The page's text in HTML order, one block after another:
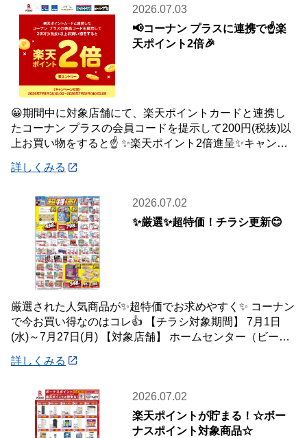
2026.07.03
📢コーナン プラスに連携で☝️楽
天ポイント2倍🎉
😀期間中に対象店舗にて、楽天ポイントカードと連携し
たコーナン プラスの会員コードを提示して200円(税抜)以
上お買い物をすると☝️ ✨楽天ポイント2倍進呈✨キャンペ
詳しくみる
2026.07.02
✨厳選✨超特価！チラシ更新😊
厳選された人気商品が✨超特価でお求めやすく✨ コーナン
で今お買い得なのはコレ👍 【チラシ対象期間】 7月1日
(水)～7月27日(月) 【対象店舗】 ホームセンター（ビーバ
詳しくみる
2026.07.02
楽天ポイントが貯まる！☆ボー
ナスポイント対象商品☆